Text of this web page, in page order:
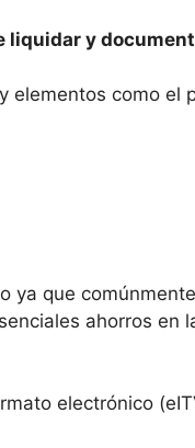
liquidar y
como
ya que
ahorros
electrónico